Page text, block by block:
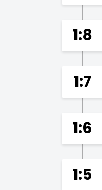
1:8
1:7
1:6
1:5